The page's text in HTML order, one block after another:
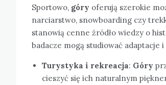
Sportowo, góry oferują szerokie
narciarstwo, snowboarding czy
stanowią cenne źródło wiedzy o
badacze mogą studiować adaptacje
Turystyka i rekreacja: Góry
cieszyć się ich naturalnym